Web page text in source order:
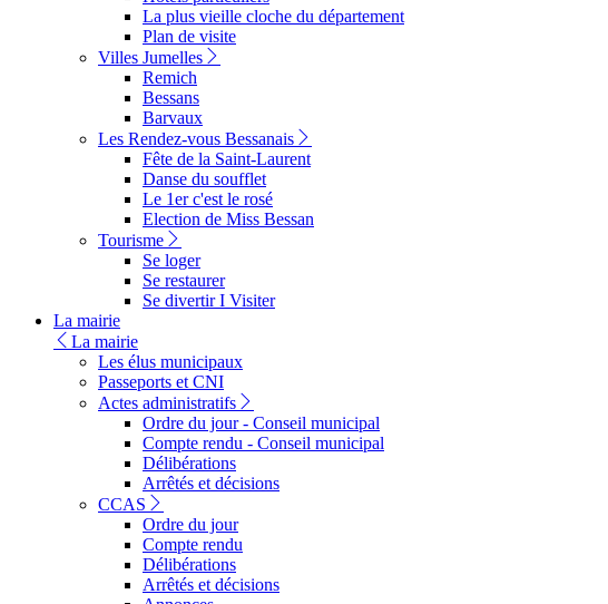
La plus vieille cloche du département
Plan de visite
Villes Jumelles
Remich
Bessans
Barvaux
Les Rendez-vous Bessanais
Fête de la Saint-Laurent
Danse du soufflet
Le 1er c'est le rosé
Election de Miss Bessan
Tourisme
Se loger
Se restaurer
Se divertir I Visiter
La mairie
La mairie
Les élus municipaux
Passeports et CNI
Actes administratifs
Ordre du jour - Conseil municipal
Compte rendu - Conseil municipal
Délibérations
Arrêtés et décisions
CCAS
Ordre du jour
Compte rendu
Délibérations
Arrêtés et décisions